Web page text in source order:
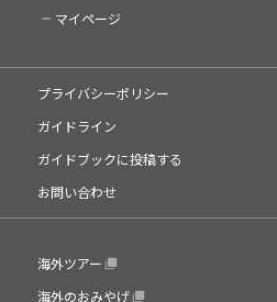
マイページ
プライバシーポリシー
ガイドライン
ガイドブックに投稿する
お問い合わせ
海外ツアー
海外のおみやげ